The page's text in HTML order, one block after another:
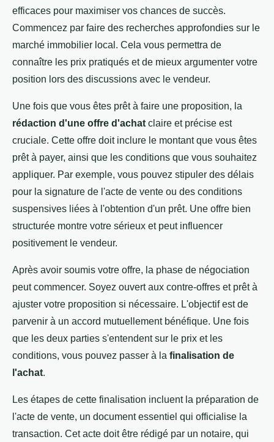
efficaces pour maximiser vos chances de succès.
Commencez par faire des recherches approfondies sur le
marché immobilier local. Cela vous permettra de
connaître les prix pratiqués et de mieux argumenter votre
position lors des discussions avec le vendeur.
Une fois que vous êtes prêt à faire une proposition, la
rédaction d'une offre d'achat claire et précise est
cruciale. Cette offre doit inclure le montant que vous êtes
prêt à payer, ainsi que les conditions que vous souhaitez
appliquer. Par exemple, vous pouvez stipuler des délais
pour la signature de l'acte de vente ou des conditions
suspensives liées à l'obtention d'un prêt. Une offre bien
structurée montre votre sérieux et peut influencer
positivement le vendeur.
Après avoir soumis votre offre, la phase de négociation
peut commencer. Soyez ouvert aux contre-offres et prêt à
ajuster votre proposition si nécessaire. L'objectif est de
parvenir à un accord mutuellement bénéfique. Une fois
que les deux parties s'entendent sur le prix et les
conditions, vous pouvez passer à la finalisation de
l'achat.
Les étapes de cette finalisation incluent la préparation de
l'acte de vente, un document essentiel qui officialise la
transaction. Cet acte doit être rédigé par un notaire, qui